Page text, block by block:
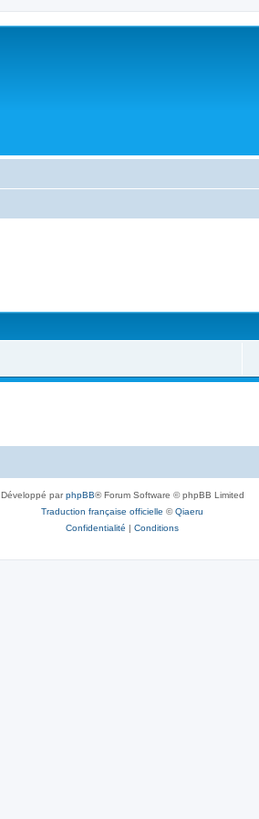
Développé parphpBB® Forum Software © phpBB Limited
Traduction française officielle ©Qiaeru
Confidentialité | Conditions